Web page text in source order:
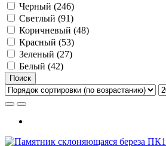
Черный (246)
Светлый (91)
Коричневый (48)
Красный (53)
Зеленый (27)
Белый (42)
Поиск